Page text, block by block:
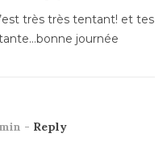
très très tentant! et tes
journée
- Reply